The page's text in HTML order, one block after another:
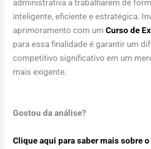
administrativa a trabalharem de
inteligente, eficiente e estratégica.
aprimoramento com umCurso de
para essa finalidade é garantir um
competitivo significativo em um
mais exigente.
Gostou da análise?
Clique aqui para saber mais sobre